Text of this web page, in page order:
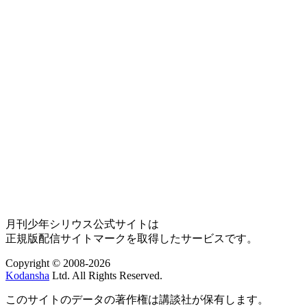
月刊少年シリウス公式サイトは
正規版配信サイトマークを取得したサービスです。
Copyright © 2008-2026
Kodansha Ltd. All Rights Reserved.
このサイトのデータの著作権は講談社が保有します。